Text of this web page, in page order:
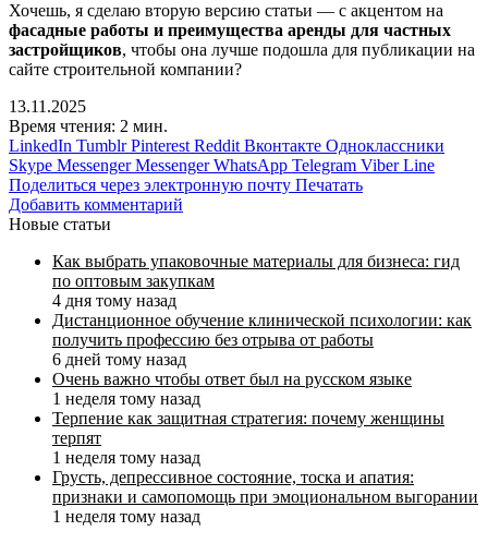
Хочешь, я сделаю вторую версию статьи — с акцентом на
фасадные работы и преимущества аренды для частных
застройщиков, чтобы она лучше подошла для публикации на
сайте строительной компании?
13.11.2025
Время чтения: 2 мин.
LinkedIn Tumblr Pinterest Reddit Вконтакте Одноклассники
Skype Messenger Messenger WhatsApp Telegram Viber Line
Поделиться через электронную почту Печатать
Добавить комментарий
Новые статьи
Как выбрать упаковочные материалы для бизнеса: гид
по оптовым закупкам
4 дня тому назад
Дистанционное обучение клинической психологии: как
получить профессию без отрыва от работы
6 дней тому назад
Очень важно чтобы ответ был на русском языке
1 неделя тому назад
Терпение как защитная стратегия: почему женщины
терпят
1 неделя тому назад
Грусть, депрессивное состояние, тоска и апатия:
признаки и самопомощь при эмоциональном выгорании
1 неделя тому назад